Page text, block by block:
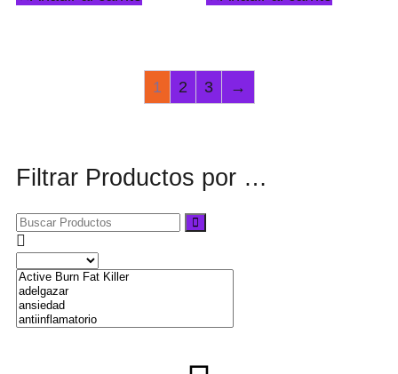
1 2 3 →
Filtrar Productos por …